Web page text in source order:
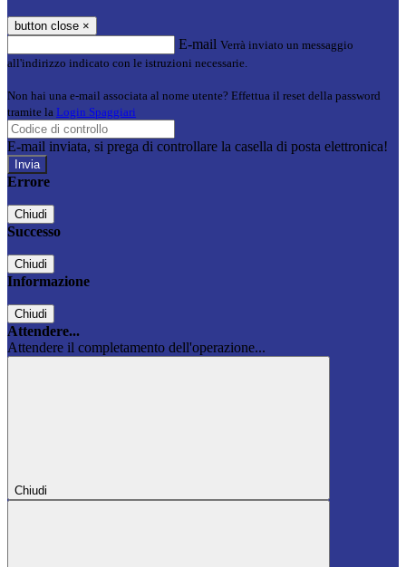
button close ×
E-mail Verrà inviato un messaggio
all'indirizzo indicato con le istruzioni necessarie.
Non hai una e-mail associata al nome utente? Effettua il reset della password
tramite la Login Spaggiari
E-mail inviata, si prega di controllare la casella di posta elettronica!
Errore
Chiudi
Successo
Chiudi
Informazione
Chiudi
Attendere...
Attendere il completamento dell'operazione...
Chiudi